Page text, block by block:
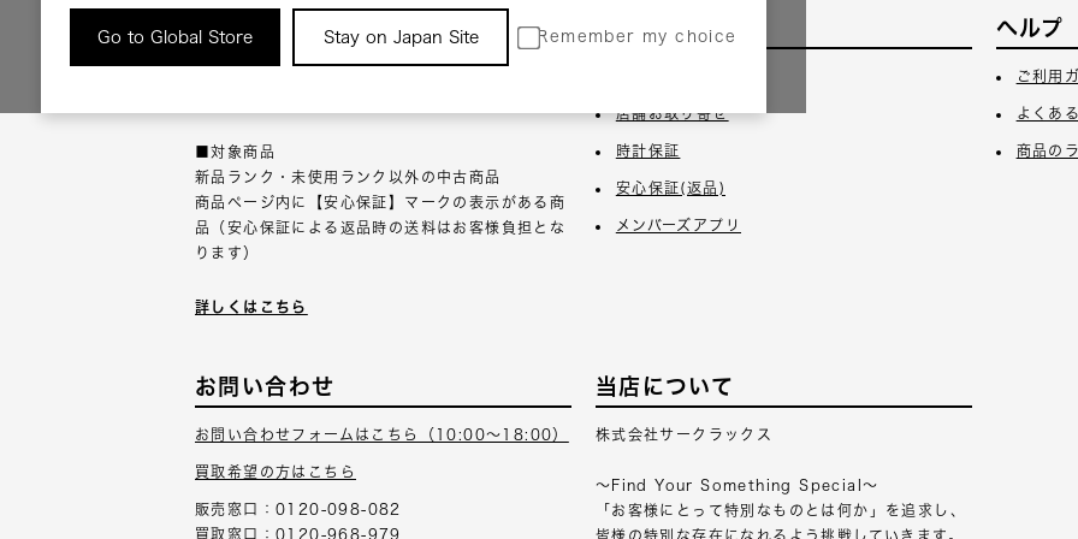
Go to Global Store Stay on Japan Site Remember my choice
返品について
■対象商品
新品ランク・未使用ランク以外の中古商品
商品ページ内に【安心保証】マークの表示がある商
品（安心保証による返品時の送料はお客様負担とな
ります）
詳しくはこちら
サービス
店舗お取り寄せ
時計保証
安心保証(返品)
メンバーズアプリ
ヘルプ
ご利用
よくあ
商品の
お問い合わせ
お問い合わせフォームはこちら（10:00～18:00）
買取希望の方はこちら
販売窓口：0120-098-082
買取窓口：0120-968-979
当店について
株式会社サークラックス
～Find Your Something Special～
「お客様にとって特別なものとは何か」を追求し、
皆様の特別な存在になれるよう挑戦していきます。